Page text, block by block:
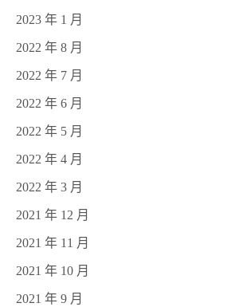
2023 年 1 月
2022 年 8 月
2022 年 7 月
2022 年 6 月
2022 年 5 月
2022 年 4 月
2022 年 3 月
2021 年 12 月
2021 年 11 月
2021 年 10 月
2021 年 9 月